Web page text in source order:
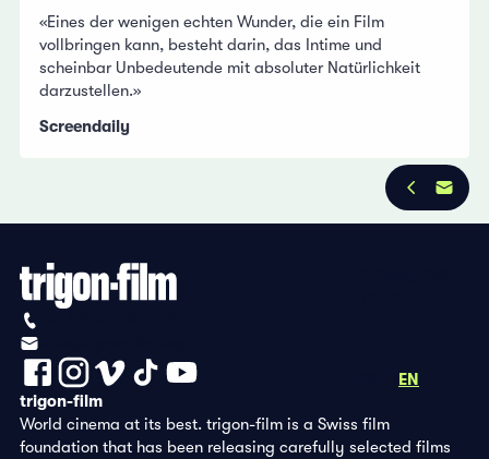
«Eines der wenigen echten Wunder, die ein Film
vollbringen kann, besteht darin, das Intime und
scheinbar Unbedeutende mit absoluter Natürlichkeit
darzustellen.»
Screendaily
EN
trigon-film
World cinema at its best. trigon-film is a Swiss film
foundation that has been releasing carefully selected films